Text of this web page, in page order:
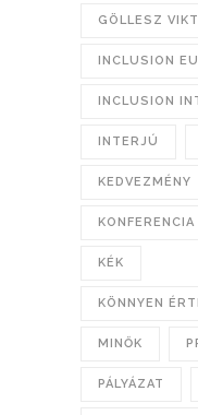
GÖLLESZ
INCLUSION
INCLUSION
INTERJÚ
KEDVEZMÉNY
KONFERENCIA
KÉK
KÖNNYEN
MINŐK
PÁLYÁZAT